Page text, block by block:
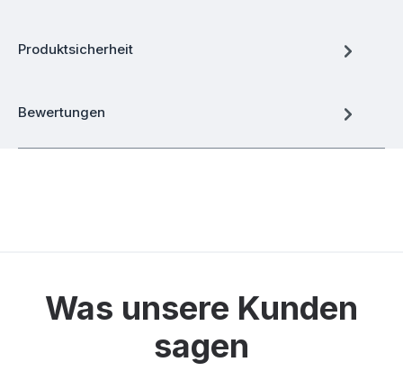
Produktsicherheit
Bewertungen
Was unsere Kunden
sagen